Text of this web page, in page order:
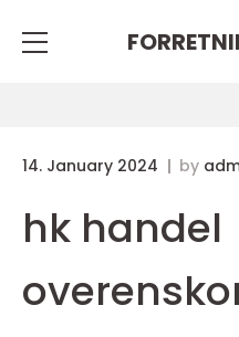
14. January 2024 by
hk handel